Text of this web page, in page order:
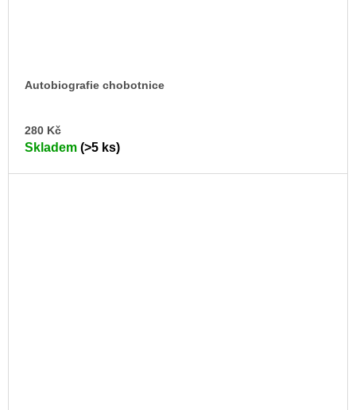
Autobiografie chobotnice
280 Kč
Skladem (>5 ks)